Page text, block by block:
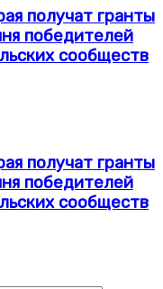
получат гранты
победителей
сообществ
получат гранты
победителей
сообществ